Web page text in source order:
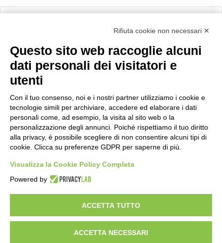
Importo netto (€):
Calcola
Scorporo IVA
Importo lordo (€):
Rifiuta cookie non necessari ✕
Questo sito web raccoglie alcuni
dati personali dei visitatori e
utenti
Con il tuo consenso, noi e i nostri partner utilizziamo i cookie e
tecnologie simili per archiviare, accedere ed elaborare i dati
personali come, ad esempio, la visita al sito web o la
personalizzazione degli annunci. Poiché rispettiamo il tuo diritto
alla privacy, è possibile scegliere di non consentire alcuni tipi di
cookie. Clicca su preferenze GDPR per saperne di più.
Visualizza la Cookie Policy Completa
Powered by
ACCETTA TUTTO
ACCETTA NECESSARI